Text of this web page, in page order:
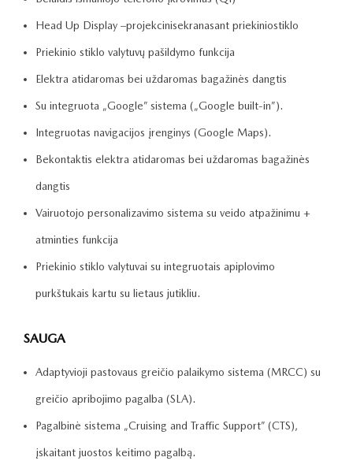
Head Up Display –projekcinisekranasant priekiniostiklo
Priekinio stiklo valytuvų pašildymo funkcija
Elektra atidaromas bei uždaromas bagažinės dangtis
Su integruota „Google” sistema („Google built-in”).
Integruotas navigacijos įrenginys (Google Maps).
Bekontaktis elektra atidaromas bei uždaromas bagažinės
dangtis
Vairuotojo personalizavimo sistema su veido atpažinimu +
atminties funkcija
Priekinio stiklo valytuvai su integruotais apiplovimo
purkštukais kartu su lietaus jutikliu.
SAUGA
Adaptyvioji pastovaus greičio palaikymo sistema (MRCC) su
greičio apribojimo pagalba (SLA).
Pagalbinė sistema „Cruising and Traffic Support” (CTS),
įskaitant juostos keitimo pagalbą.